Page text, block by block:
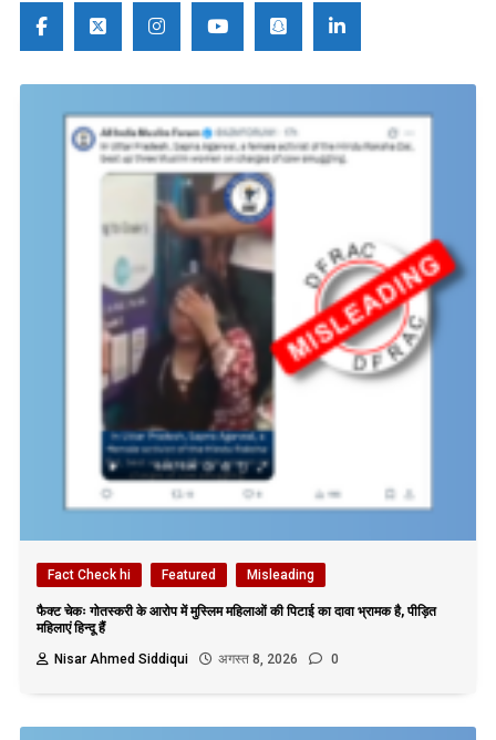
Fact Check hi Featured Misleading
फैक्ट चेकः गोतस्करी के आरोप में मुस्लिम महिलाओं की पिटाई का दावा भ्रामक है, पीड़ित
महिलाएं हिन्दू हैं
Nisar Ahmed Siddiqui
अगस्त 8, 2026 0